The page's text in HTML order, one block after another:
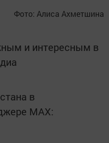
Фото: Алиса Ахметшина
и интересным в
в
MАХ: